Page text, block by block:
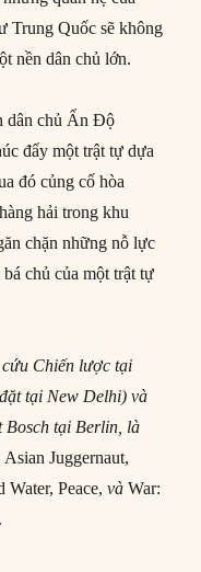
Trung Quốc sẽ không
nền dân chủ lớn.
dân chủ Ấn Độ
đẩy một trật tự dựa
đó củng cố hòa
hải trong khu
chặn những nỗ lực
chủ của một trật tự
Chiến lược tại
tại New Delhi) và
Bosch tại Berlin, là
Asian Juggernaut,
Water, Peace, vàWar: